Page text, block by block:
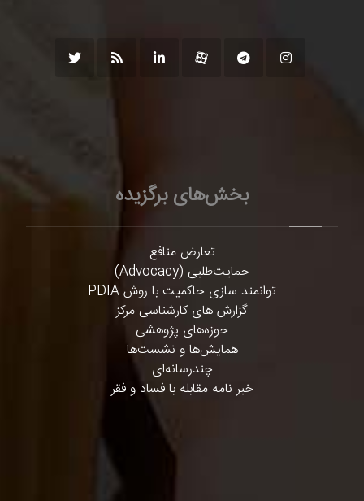
بخش‌های برگزیده
تعارض منافع
حمایت‌طلبی (Advocacy)
توانمند سازی حاکمیت با روش PDIA
گزارش های کارشناسی مرکز
حوزه‌های پژوهشی
همایش‌ها و نشست‌ها
چندرسانه‌ای
خبر نامه مقابله با فساد و فقر